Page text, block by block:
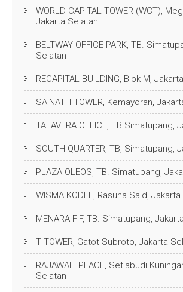
WORLD CAPITAL TOWER (WCT),
Jakarta Selatan
BELTWAY OFFICE PARK, TB.
Selatan
RECAPITAL BUILDING, Blok M,
SAINATH TOWER, Kemayoran,
TALAVERA OFFICE, TB Simatupang,
SOUTH QUARTER, TB, Simatupang,
PLAZA OLEOS, TB. Simatupang,
WISMA KODEL, Rasuna Said,
MENARA FIF, TB. Simatupang,
T TOWER, Gatot Subroto, Jakarta
RAJAWALI PLACE, Setiabudi
Selatan